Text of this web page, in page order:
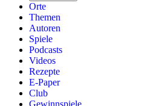
Orte
Themen
Autoren
Spiele
Podcasts
Videos
Rezepte
E-Paper
Club
Gewinnspiele